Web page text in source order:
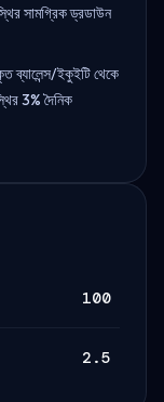
সামগ্রিক ড্রডাউন
ব্যালেন্স/ইকুইটি থেকে
3% দৈনিক
100
2.5